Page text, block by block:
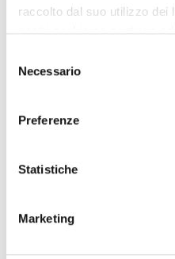
raccolto dal suo utilizzo dei
delNecessario
Preferenze
Statistiche
Marketing